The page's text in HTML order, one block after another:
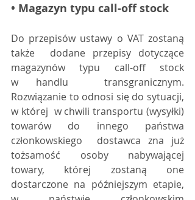
• Magazyn typu call-off stock
Do przepisów ustawy o VAT zostaną
także  dodane przepisy dotyczące
magazynów typu call-off stock
w handlu  transgranicznym.
Rozwiązanie to odnosi się do sytuacji,
w której  w chwili transportu (wysyłki)
towarów do innego państwa
członkowskiego  dostawca zna już
tożsamość osoby nabywającej
towary, której zostaną one
dostarczone na późniejszym etapie,